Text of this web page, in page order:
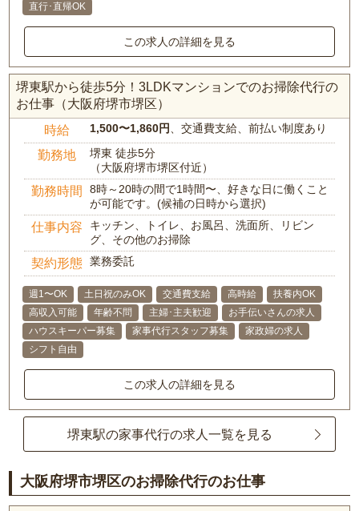
直行･直帰OK
この求人の詳細を見る
堺東駅から徒歩5分！3LDKマンションでのお掃除代行の
お仕事（大阪府堺市堺区）
時給 1,500〜1,860円、交通費支給、前払い制度あり
勤務地
堺東 徒歩5分
（大阪府堺市堺区付近）
勤務時間
8時～20時の間で1時間〜、好きな日に働くこと
が可能です。(候補の日時から選択)
仕事内容
キッチン、トイレ、お風呂、洗面所、リビン
グ、その他のお掃除
契約形態 業務委託
週1〜OK 土日祝のみOK 交通費支給 高時給
扶養内OK
高収入可能
年齢不問 主婦･主夫歓迎
お手伝いさんの求人
ハウスキーパー募集
家事代行スタッフ募集
家政婦の求人
シフト自由
この求人の詳細を見る
堺東駅の家事代行の求人一覧を見る
大阪府堺市堺区のお掃除代行のお仕事